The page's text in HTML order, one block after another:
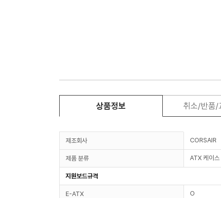
상품정보 취소/반품/
제조회사 CORSAIR
제품 분류 ATX 케이스
지원보드규격
E-ATX O